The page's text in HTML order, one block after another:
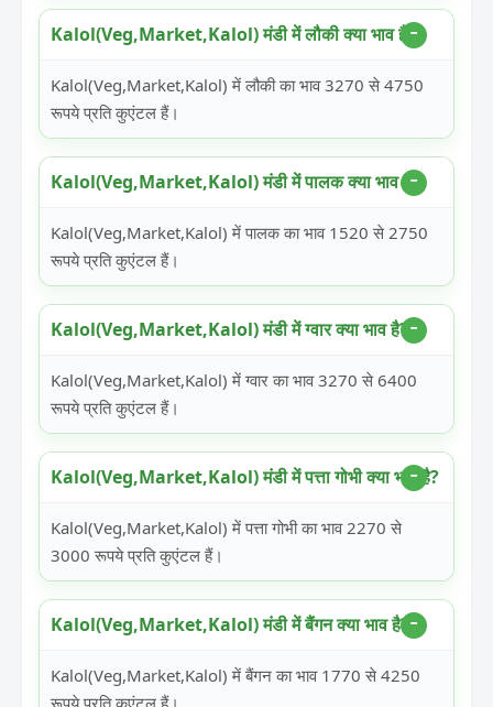
Kalol(Veg,Market,Kalol) मंडी में लौकी क्या भाव है?
Kalol(Veg,Market,Kalol) में लौकी का भाव 3270 से 4750
रूपये प्रति कुएंटल हैं।
Kalol(Veg,Market,Kalol) मंडी में पालक क्या भाव है?
Kalol(Veg,Market,Kalol) में पालक का भाव 1520 से 2750
रूपये प्रति कुएंटल हैं।
Kalol(Veg,Market,Kalol) मंडी में ग्वार क्या भाव है?
Kalol(Veg,Market,Kalol) में ग्वार का भाव 3270 से 6400
रूपये प्रति कुएंटल हैं।
Kalol(Veg,Market,Kalol) मंडी में पत्ता गोभी क्या भाव है?
Kalol(Veg,Market,Kalol) में पत्ता गोभी का भाव 2270 से
3000 रूपये प्रति कुएंटल हैं।
Kalol(Veg,Market,Kalol) मंडी में बैंगन क्या भाव है?
Kalol(Veg,Market,Kalol) में बैंगन का भाव 1770 से 4250
रूपये प्रति कुएंटल हैं।